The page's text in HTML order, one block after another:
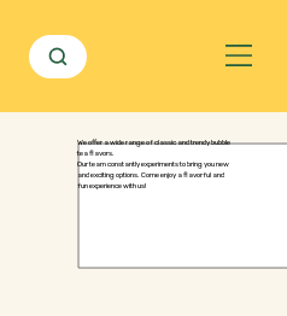
We offer a wide range of classic and trendy bubble
tea flavors.
Our team constantly experiments to bring you new
and exciting options. Come enjoy a flavorful and
fun experience with us!